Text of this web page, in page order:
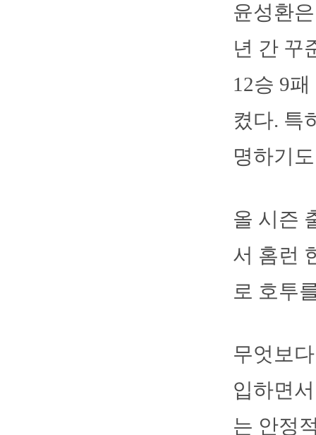
윤성환
년 간 꾸
12승 9
켰다. 특
명하기
올 시즌
서 홈런
로 호투
무엇보
입하면
는 안정